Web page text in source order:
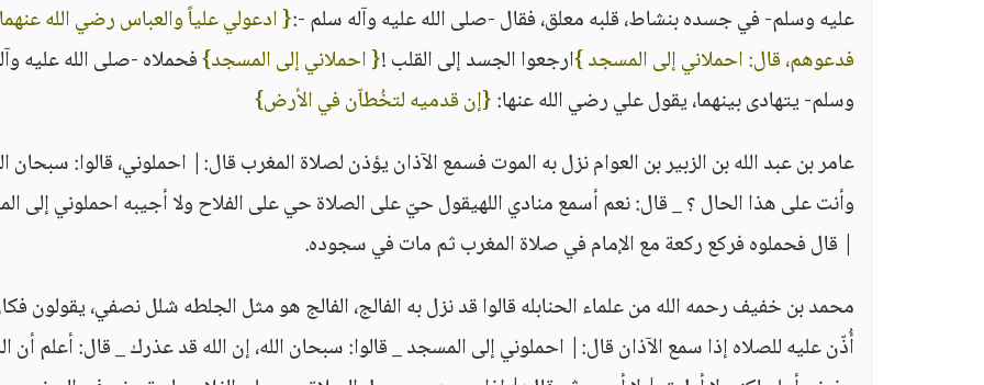
عليه وسلم- في جسده بنشاط، قلبه معلق، فقال -صلى الله عليه وآله سلم -:{ ادعولي علياً والعباس رضي الله
فدعوهم، قال: احملاني إلى المسجد }ارجعوا الجسد إلى القلب !{ احملاني إلى المسجد}فحملاه -صلى الله عليه
وسلم- يتهادى بينهما، يقول علي رضي الله عنها:{إن قدميه لتخُطاّن في الأرض}
عامر بن عبد الله بن الزبير بن العوام نزل به الموت فسمع الآذان يؤذن لصلاة المغرب قال:| احملوني، قالوا: سبحان
وأنت على هذا الحال ؟ _ قال: نعم أسمع منادي اللهيقول حيّ على الصلاة حي على الفلاح ولا أجيبه احملوني إلى
| قال فحملوه فركع ركعة مع الإمام في صلاة المغرب ثم مات في سجوده.
محمد بن خفيف رحمه الله من علماء الحنابله قالوا قد نزل به الفالج، الفالج هو مثل الجلطه شلل نصفي، يقولون
أُذّن عليه للصلاه إذا سمع الآذان قال:| احملوني إلى المسجد _ قالوا: سبحان الله، إن الله قد عذرك _ قال: أعلم أن